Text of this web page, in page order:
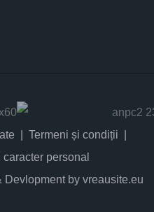
Termeni și condiții
personal
by vreausite.eu